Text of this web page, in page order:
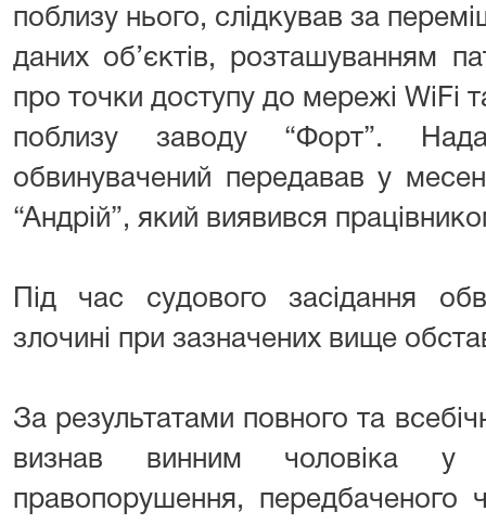
поблизу нього, слідкував за
даних об’єктів, розташуванням
про точки доступу до мережі WiFi
поблизу заводу “Форт”.
обвинувачений передавав у
“Андрій”, який виявився
Під час судового засідання
злочині при зазначених вище
За результатами повного та
визнав винним чоловіка у
правопорушення,